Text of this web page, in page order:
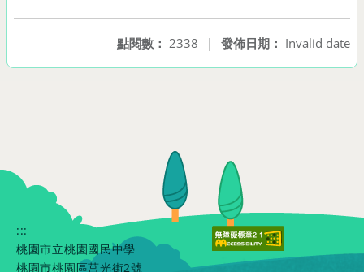
發佈日期： Invalid date
點閱數： 2338 |
:::
桃園市立桃園國民中學
桃園市桃園區莒光街2號